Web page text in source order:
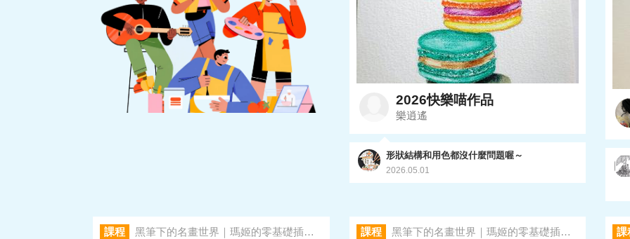
2026快樂喵作品
樂逍遙
形狀結構和用色都沒什麼問題喔～
2026.05.01
課程 黑筆下的名畫世界｜瑪姬的零基礎插畫課 課程 黑筆下的名畫世界｜瑪姬的零基礎插畫課 課